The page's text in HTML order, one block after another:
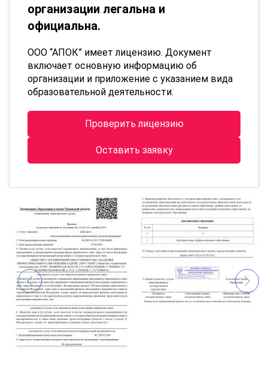
организации легальна и
официальна.
ООО “АПОК” имеет лицензию. Документ
включает основную информацию об
организации и приложение с указанием вида
образовательной деятельности.
Проверить лицензию
Оставить заявку